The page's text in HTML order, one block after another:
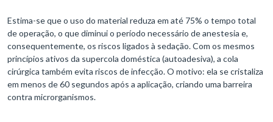
Estima-se que o uso do material reduza em até 75% o tempo total
de operação, o que diminui o período necessário de anestesia e,
consequentemente, os riscos ligados à sedação. Com os mesmos
princípios ativos da supercola doméstica (autoadesiva), a cola
cirúrgica também evita riscos de infecção. O motivo: ela se cristaliza
em menos de 60 segundos após a aplicação, criando uma barreira
contra microrganismos.